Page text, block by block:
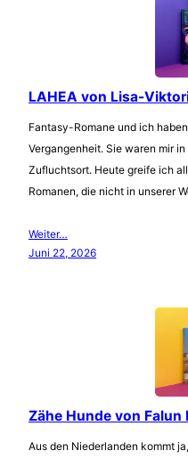
LAHEA von Lisa-
Fantasy-Romane und ich
Vergangenheit. Sie waren mir
Zufluchtsort. Heute greife ich
Romanen, die nicht in unserer
Weiter…
Juni 22, 2026
Zähe Hunde von Falun
Aus den Niederlanden kommt